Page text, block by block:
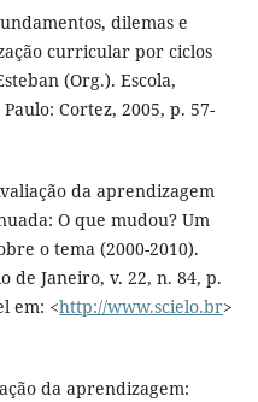
dilemas e
curricular por ciclos
(Org.). Escola,
Cortez, 2005, p. 57-
da aprendizagem
O que mudou? Um
o tema (2000-2010).
de Janeiro, v. 22, n. 84, p.
em: <http://www.scielo.br>
da aprendizagem: